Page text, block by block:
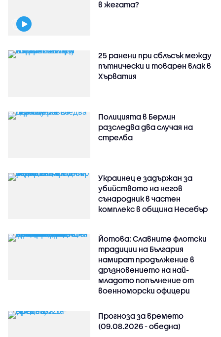
в жегата?
25 ранени при сблъсък между
пътнически и товарен влак в
Хърватия
Полицията в Берлин
разследва два случая на
стрелба
Украинец е задържан за
убийството на негов
сънародник в частен
комплекс в община Несебър
Йотова: Славните флотски
традиции на България
намират продължение в
дръзновението на най-
младото попълнение от
военноморски офицери
Прогноза за времето
(09.08.2026 - обедна)